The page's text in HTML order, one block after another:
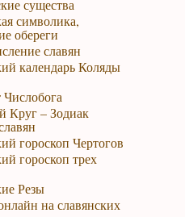
существа
символика,
обереги
славян
календарь Коляды
Круг – Зодиак
гороскоп Чертогов
гороскоп трех
Резы
на славянских